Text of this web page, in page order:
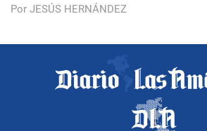
Por JESÚS HERNÁNDEZ